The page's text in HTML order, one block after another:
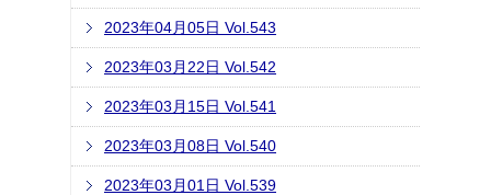
2023年04月05日 Vol.543
2023年03月22日 Vol.542
2023年03月15日 Vol.541
2023年03月08日 Vol.540
2023年03月01日 Vol.539